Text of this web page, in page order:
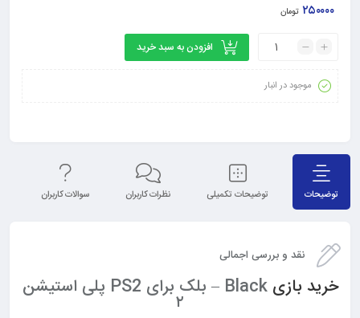
۲۵۰۰۰۰ تومان
افزودن به سبد خرید
موجود در انبار
توضیحات توضیحات تکمیلی نظرات کاربران سوالات کاربران
نقد و بررسی اجمالی
خرید بازی Black – بلک برای PS2 پلی استیشن
۲